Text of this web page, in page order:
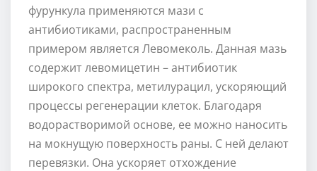
фурункула применяются мази с
антибиотиками, распространенным
примером является Левомеколь. Данная мазь
содержит левомицетин – антибиотик
широкого спектра, метилурацил, ускоряющий
процессы регенерации клеток. Благодаря
водорастворимой основе, ее можно наносить
на мокнущую поверхность раны. С ней делают
перевязки. Она ускоряет отхождение